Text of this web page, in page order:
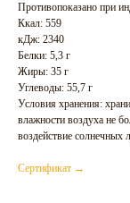
Противопоказано при
Ккал: 559
кДж: 2340
Белки: 5,3 г
Жиры: 35 г
Углеводы: 55,7 г
Условия хранения:
влажности воздуха не
воздействие солнечных
Сертификат →